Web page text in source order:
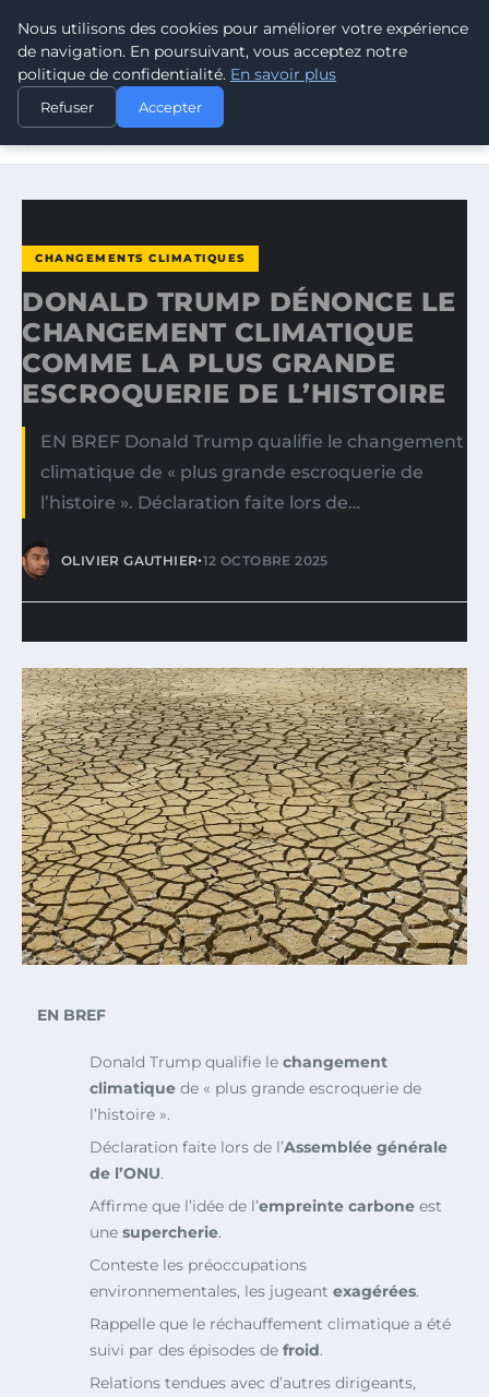
CLIMATE GUARDIAN
ACCUEIL
CHANGEMENTS CLIMATIQUES
DONALD TRUMP DÉNONCE LE CHANGEMENT CLIMATIQUE
CHANGEMENTS CLIMATIQUES
DONALD TRUMP DÉNONCE LE
CHANGEMENT CLIMATIQUE
COMME LA PLUS GRANDE
ESCROQUERIE DE L’HISTOIRE
EN BREF Donald Trump qualifie le changement
climatique de « plus grande escroquerie de
l’histoire ». Déclaration faite lors de…
OLIVIER GAUTHIER•12 OCTOBRE 2025
EN BREF
Donald Trump qualifie le changement
climatique de « plus grande escroquerie de
l’histoire ».
Déclaration faite lors de l’Assemblée générale
de l’ONU.
Affirme que l’idée de l’empreinte carbone est
une supercherie.
Conteste les préoccupations
environnementales, les jugeant exagérées.
Rappelle que le réchauffement climatique a été
suivi par des épisodes de froid.
Relations tendues avec d’autres dirigeants,
Nous utilisons des cookies pour améliorer votre expérience
de navigation. En poursuivant, vous acceptez notre
politique de confidentialité. En savoir plus
Refuser Accepter